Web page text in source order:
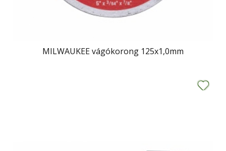
MILWAUKEE vágókorong 125x1,0mm